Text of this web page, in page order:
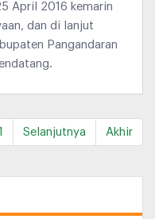
April 2016 kemarin
dan di lanjut
Pangandaran
Selanjutnya Akhir